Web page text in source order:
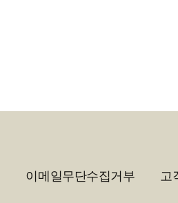
이메일무단수집거부 고